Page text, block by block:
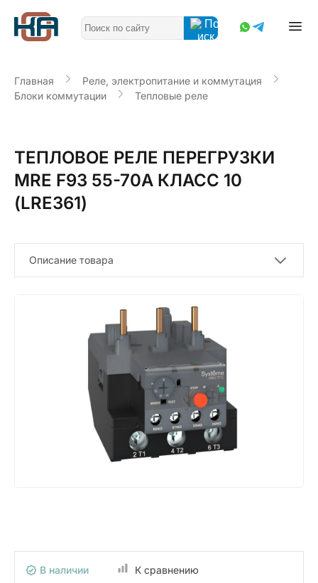
Главная
Реле, электропитание и коммутация
Блоки коммутации
Тепловые реле
ТЕПЛОВОЕ РЕЛЕ ПЕРЕГРУЗКИ
MRE F93 55-70A КЛАСС 10
(LRE361)
Описание товара
В наличии К сравнению